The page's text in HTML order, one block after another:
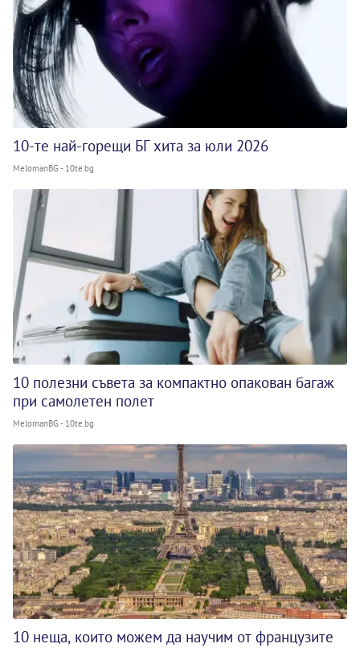
10-те най-горещи БГ хита за юли 2026
MelomanBG - 10te.bg
10 полезни съвета за компактно опакован багаж
при самолетен полет
MelomanBG - 10te.bg
10 неща, които можем да научим от французите